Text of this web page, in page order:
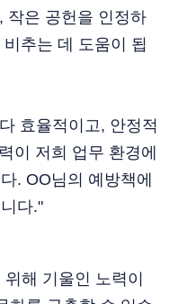
작은 공헌을 인정하
추는 데 도움이 됩
효율적이고, 안정적
이 저희 업무 환경에
. OO님의 예방책에
다."
해 기울인 노력이